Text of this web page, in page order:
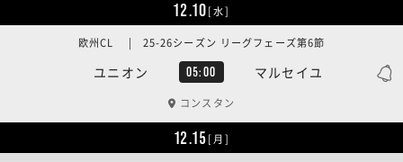
12.10[水]
ユニオン 05:00 マルセイユ
欧州CL | 25-26シーズン リーグフェーズ第6節
コンスタン
12.15[月]